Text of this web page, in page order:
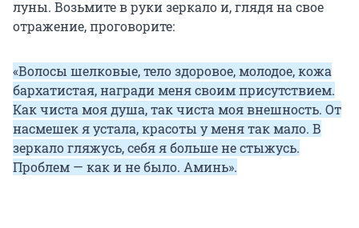
луны. Возьмите в руки зеркало и, глядя на свое
отражение, проговорите:
«Волосы шелковые, тело здоровое, молодое, кожа
бархатистая, награди меня своим присутствием.
Как чиста моя душа, так чиста моя внешность. От
насмешек я устала, красоты у меня так мало. В
зеркало гляжусь, себя я больше не стыжусь.
Проблем — как и не было. Аминь».